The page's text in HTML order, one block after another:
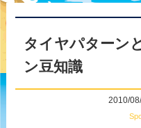
タイヤパターン
ン豆知識
2010/